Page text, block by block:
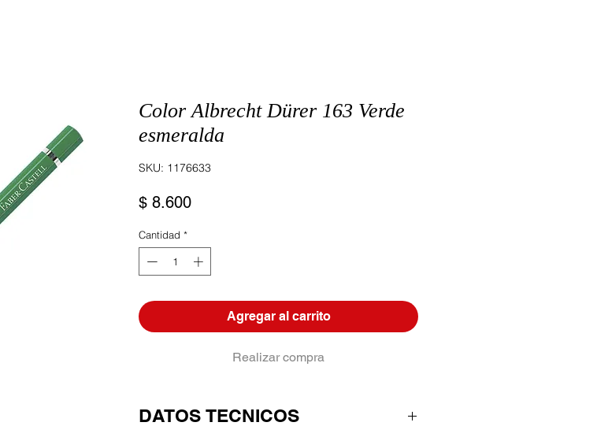
Color Albrecht Dürer 163 Verde
esmeralda
SKU: 1176633
$ 8.600Precio
Cantidad *
Agregar al carrito
Realizar compra
DATOS TECNICOS